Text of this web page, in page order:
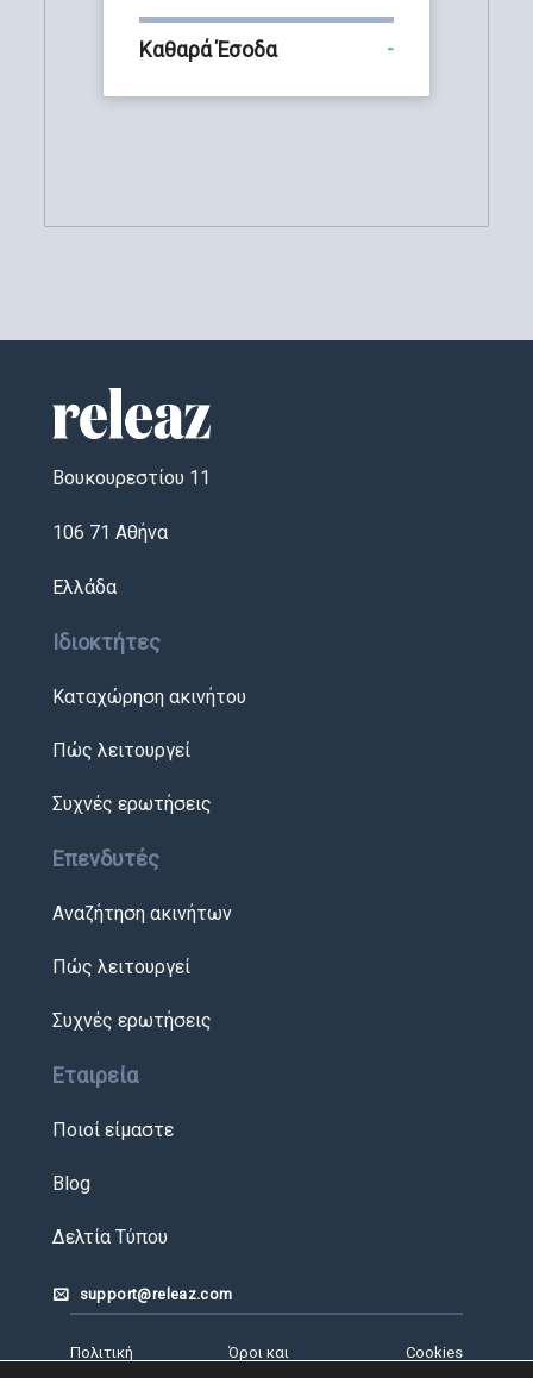
Καθαρά Έσοδα -
Βουκουρεστίου 11
106 71 Αθήνα
Ελλάδα
Ιδιοκτήτες
Καταχώρηση ακινήτου
Πώς λειτουργεί
Συχνές ερωτήσεις
Επενδυτές
Αναζήτηση ακινήτων
Πώς λειτουργεί
Συχνές ερωτήσεις
Εταιρεία
Ποιοί είμαστε
Blog
Δελτία Τύπου
support@releaz.com
Πολιτική
Όροι και
Cookies